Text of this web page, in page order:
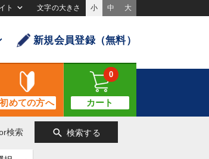
ト 文字の大きさ 小 中 大
新規会員登録（無料）
初めての方へ カート
0
検索 search 検索する